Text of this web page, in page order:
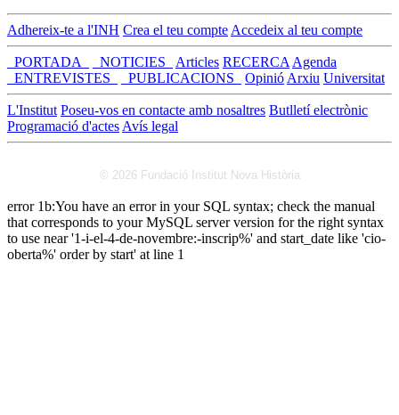
Adhereix-te a l'INH Crea el teu compte Accedeix al teu compte
_PORTADA_ _NOTICIES_ Articles RECERCA Agenda
_ENTREVISTES_
_PUBLICACIONS_ Opinió Arxiu Universitat
L'Institut Poseu-vos en contacte amb nosaltres Butlletí electrònic
Programació d'actes Avís legal
© 2026 Fundació Institut Nova Història
error 1b:You have an error in your SQL syntax; check the manual
that corresponds to your MySQL server version for the right syntax
to use near '1-i-el-4-de-novembre:-inscrip%' and start_date like 'cio-
oberta%' order by start' at line 1